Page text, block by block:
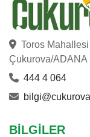
Toros
Çukurova/ADANA
444 4 064
BILGILER